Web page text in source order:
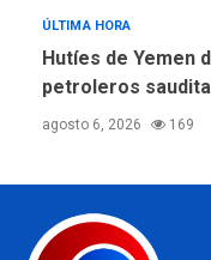
ÚLTIMA HORA
Hutíes de Yemen
petroleros
agosto 6, 2026 169